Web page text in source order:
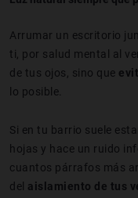
Arrumar un escritorio
ti, por salud mental al
de tus ojos, sino que
lo posible.
Si en tu barrio suele
hojas y hace un ruido
cuantos párrafos más
del aislamiento de tus